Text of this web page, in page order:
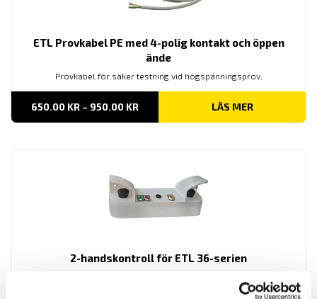
ETL Provkabel PE med 4-polig kontakt och öppen
ände
Provkabel för säker testning vid högspänningsprov.
650.00 KR – 950.00 KRPRISINTERVALL:
TILL
LÄS MER
2-handskontroll för ETL 36-serien